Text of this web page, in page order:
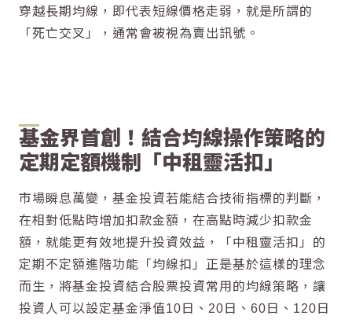
穿越長期均線，即代表短線價格走弱，就是所謂的
「死亡交叉」，通常會被視為賣出訊號。
基金界首創！結合均線操作策略的
定期定額機制「中租靈活扣」
市場瞬息萬變，基金投資若能結合技術指標的判斷，
在相對低點時增加扣款金額，在高點時減少扣款金
額，就能更有效地提升投資效益，「中租靈活扣」的
定期不定額進階功能「均線扣」正是基於這樣的理念
而生，將基金投資結合股票投資常用的均線策略，讓
投資人可以設定基金淨值10日、20日、60日、120日